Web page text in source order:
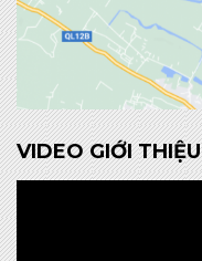
VIDEO GIỚI THIỆU